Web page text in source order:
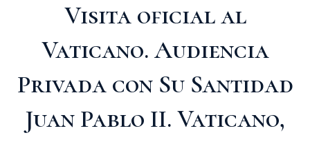
Visita oficial al
Vaticano. Audiencia
Privada con Su Santidad
Juan Pablo II. Vaticano,